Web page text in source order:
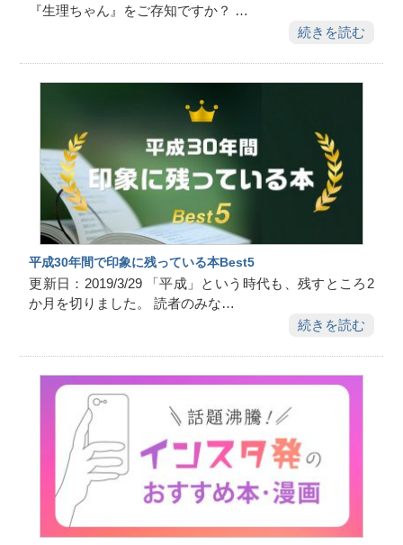
『生理ちゃん』をご存知ですか？ …
続きを読む
平成30年間で印象に残っている本Best5
更新日：2019/3/29 「平成」という時代も、残すところ2
か月を切りました。 読者のみな…
続きを読む